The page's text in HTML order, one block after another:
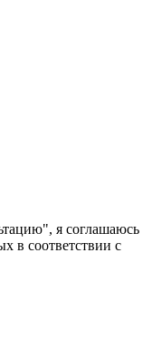
я соглашаюсь
в соответствии с